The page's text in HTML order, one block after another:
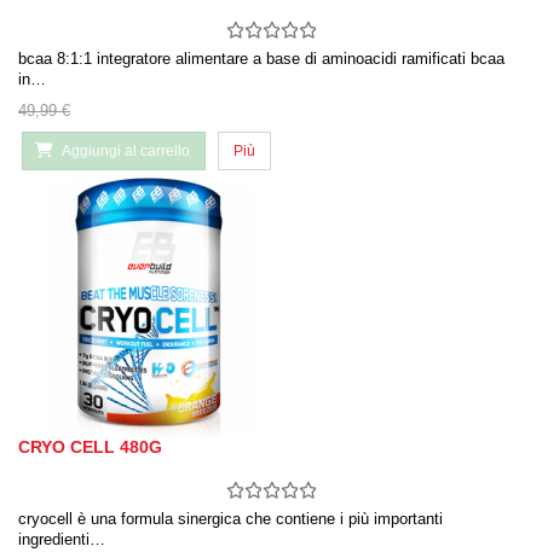
bcaa 8:1:1 integratore alimentare a base di aminoacidi ramificati bcaa
in…
49,99 €
Aggiungi al carrello Più
CRYO CELL 480G
cryocell è una formula sinergica che contiene i più importanti
ingredienti…